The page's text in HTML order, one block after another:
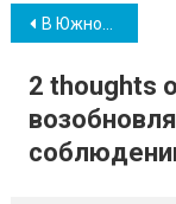
Навігація
записів
В Южном работа пришкольных лагерей в этом году под вопросом
2 thoughts